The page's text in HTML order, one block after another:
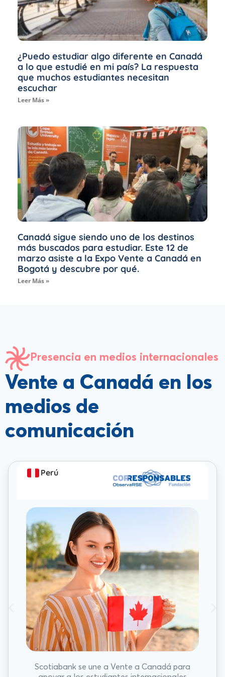
¿Puedo estudiar algo diferente en Canadá
a lo que estudié en mi país? La respuesta
que muchos estudiantes necesitan
escuchar
Leer Más »
Canadá sigue siendo uno de los destinos
más buscados para estudiar. Este 12 de
marzo asiste a la Expo Vente a Canadá en
Bogotá y descubre por qué.
Leer Más »
Presencia en medios internacionales
Vente a Canadá en los
medios de
comunicación
Perú
Scotiabank se une a Vente a Canadá para